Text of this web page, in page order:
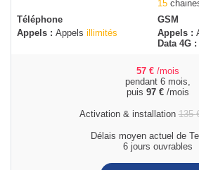
15
Téléphone
Appels : Appels illimités
GSM
Appels :
Data 4G :
57 € /mois
pendant 6 mois,
puis 97 €/mois
Activation & installation135
Délais moyen actuel de
6 jours ouvrables